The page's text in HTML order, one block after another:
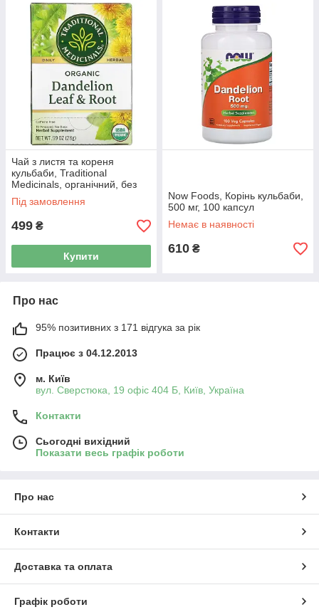
Чай з листя та кореня
кульбаби, Traditional
Medicinals, органічний, без
кофеїну, 16 пак.
Під замовлення
499 ₴
Купити
Now Foods, Корінь кульбаби,
500 мг, 100 капсул
Немає в наявності
610 ₴
Про нас
95% позитивних з 171 відгука за рік
Працює з 04.12.2013
м. Київ
вул. Сверстюка, 19 офіс 404 Б, Київ, Україна
Контакти
Сьогодні вихідний
Показати весь графік роботи
Про нас
Контакти
Доставка та оплата
Графік роботи